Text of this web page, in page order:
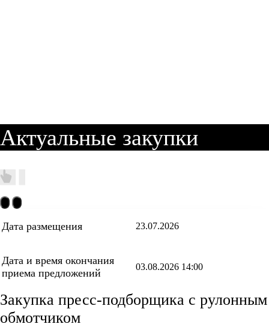
Актуальные закупки
Дата размещения 23.07.2026
Дата и время окончания
приема предложений
03.08.2026 14:00
Закупка пресс-подборщика с рулонным
обмотчиком